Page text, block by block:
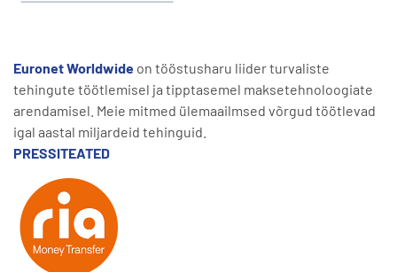
Euronet Worldwide on tööstusharu liider turvaliste
tehingute töötlemisel ja tipptasemel maksetehnoloogiate
arendamisel. Meie mitmed ülemaailmsed võrgud töötlevad
igal aastal miljardeid tehinguid.
PRESSITEATED